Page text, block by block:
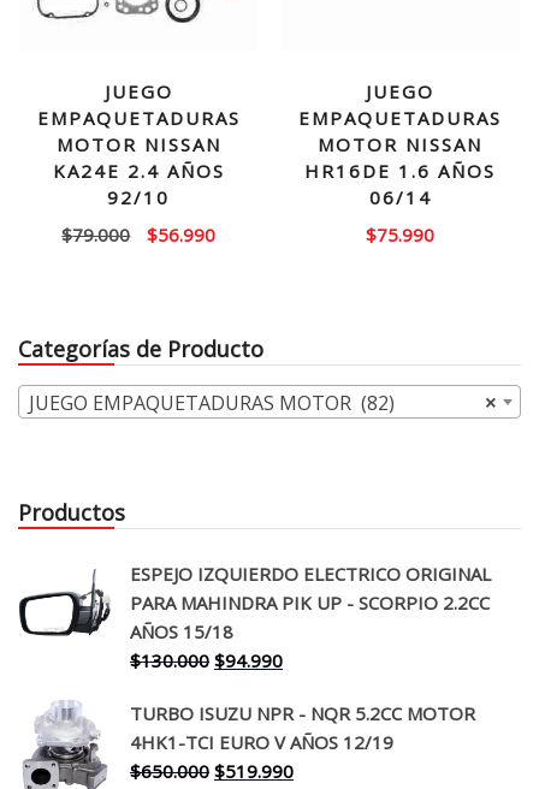
JUEGO
EMPAQUETADURAS
MOTOR NISSAN
KA24E 2.4 AÑOS
92/10
$79.000
El
$79.000.
$56.990El
$56.990.
JUEGO
EMPAQUETADURAS
MOTOR NISSAN
HR16DE 1.6 AÑOS
06/14
$75.990
Categorías de Producto
×
JUEGO EMPAQUETADURAS MOTOR (82)
Productos
ESPEJO IZQUIERDO ELECTRICO ORIGINAL
PARA MAHINDRA PIK UP - SCORPIO 2.2CC
AÑOS 15/18
$130.000 El
original
era:
$130.000.
$94.990El
actual
es:
$94.990.
TURBO ISUZU NPR - NQR 5.2CC MOTOR
4HK1-TCI EURO V AÑOS 12/19
$650.000 El
$519.990El